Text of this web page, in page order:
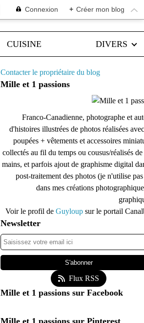
Connexion + Créer mon blog
CUISINE DIVERS
Contacter le propriétaire du blog
Mille et 1 passions
Franco-Canadienne, photographe et
d'histoires illustrées de photos réalisées
poupées + vêtements et accessoires
collectés au fil du temps ou cousus/réalisés de
mains, et parfois ajout de graphisme digital
post-traitement des photos (je n'utilise
dans mes créations
Voir le profil de Guyloup sur le portail
Newsletter
Flux RSS
Mille et 1 passions sur Facebook
Mille et 1 passions sur Pinterest